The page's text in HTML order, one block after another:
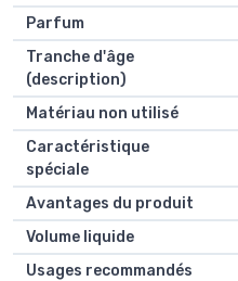
Parfum
Tranche d'âge
(description)
Matériau non utilisé
Caractéristique
spéciale
Avantages du produit
Volume liquide
Usages recommandés